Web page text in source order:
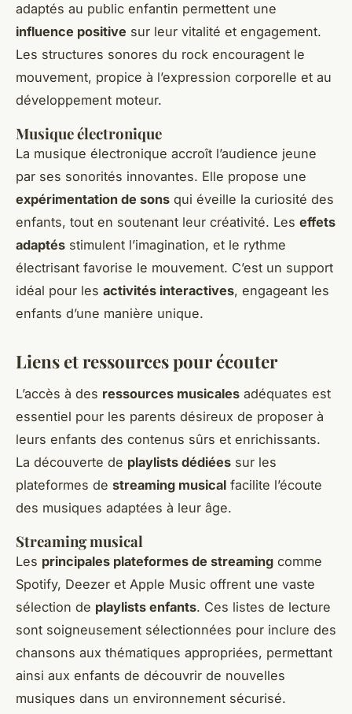
adaptés au public enfantin permettent une
influence positive sur leur vitalité et engagement.
Les structures sonores du rock encouragent le
mouvement, propice à l’expression corporelle et au
développement moteur.
Musique électronique
La musique électronique accroît l’audience jeune
par ses sonorités innovantes. Elle propose une
expérimentation de sons qui éveille la curiosité des
enfants, tout en soutenant leur créativité. Les effets
adaptés stimulent l’imagination, et le rythme
électrisant favorise le mouvement. C’est un support
idéal pour les activités interactives, engageant les
enfants d’une manière unique.
Liens et ressources pour écouter
L’accès à des ressources musicales adéquates est
essentiel pour les parents désireux de proposer à
leurs enfants des contenus sûrs et enrichissants.
La découverte de playlists dédiées sur les
plateformes de streaming musical facilite l’écoute
des musiques adaptées à leur âge.
Streaming musical
Les principales plateformes de streaming comme
Spotify, Deezer et Apple Music offrent une vaste
sélection de playlists enfants. Ces listes de lecture
sont soigneusement sélectionnées pour inclure des
chansons aux thématiques appropriées, permettant
ainsi aux enfants de découvrir de nouvelles
musiques dans un environnement sécurisé.